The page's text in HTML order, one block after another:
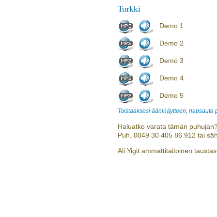
Turkki
Demo 1
Demo 2
Demo 3
Demo 4
Demo 5
Toistaaksesi ääninäytteen, napsauta
Haluatko varata tämän
Puh. 0049 30 405 86 912 tai
Ali Yigit ammattitaitoinen